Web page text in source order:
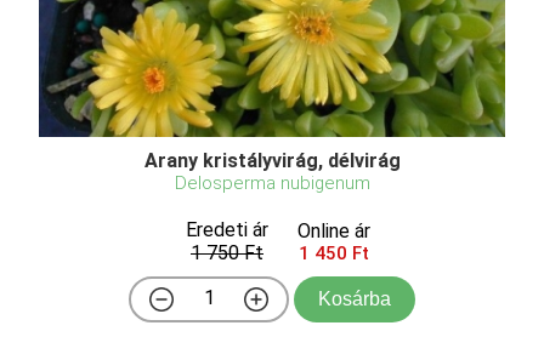
Arany kristályvirág, délvirág
Delosperma nubigenum
Eredeti ár
1 750 Ft
Online ár
1 450 Ft
Kosárba